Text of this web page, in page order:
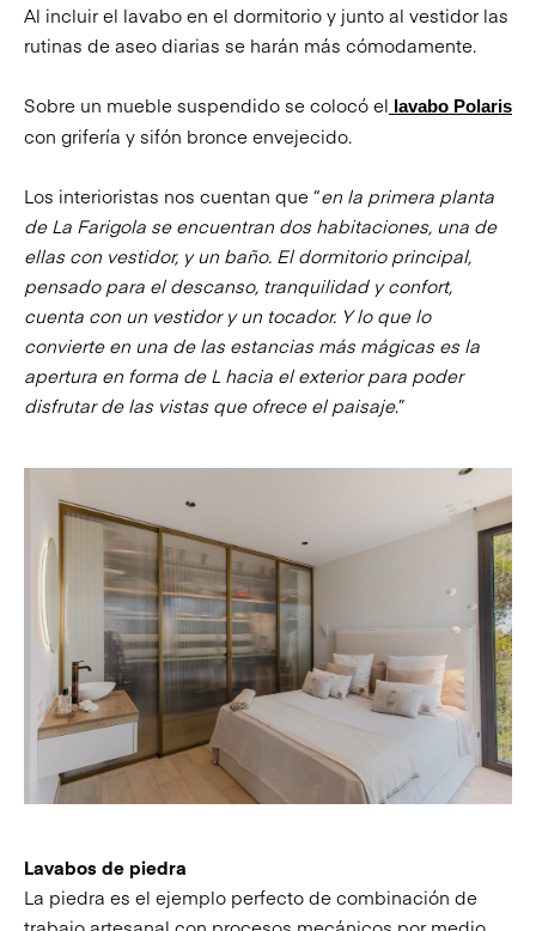
Al incluir el lavabo en el dormitorio y junto al vestidor las
rutinas de aseo diarias se harán más cómodamente.
Sobre un mueble suspendido se colocó el lavabo Polaris
con grifería y sifón bronce envejecido.
Los interioristas nos cuentan que “en la primera planta
de La Farigola se encuentran dos habitaciones, una de
ellas con vestidor, y un baño. El dormitorio principal,
pensado para el descanso, tranquilidad y confort,
cuenta con un vestidor y un tocador. Y lo que lo
convierte en una de las estancias más mágicas es la
apertura en forma de L hacia el exterior para poder
disfrutar de las vistas que ofrece el paisaje.”
Lavabos de piedra
La piedra es el ejemplo perfecto de combinación de